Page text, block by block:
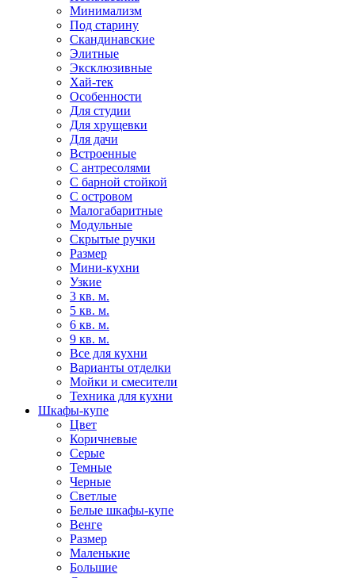
Минимализм
Под старину
Скандинавские
Элитные
Эксклюзивные
Хай-тек
Особенности
Для студии
Для хрущевки
Для дачи
Встроенные
С антресолями
С барной стойкой
С островом
Малогабаритные
Модульные
Скрытые ручки
Размер
Мини-кухни
Узкие
3 кв. м.
5 кв. м.
6 кв. м.
9 кв. м.
Все для кухни
Варианты отделки
Мойки и смесители
Техника для кухни
Шкафы-купе
Цвет
Коричневые
Серые
Темные
Черные
Светлые
Белые шкафы-купе
Венге
Размер
Маленькие
Большие